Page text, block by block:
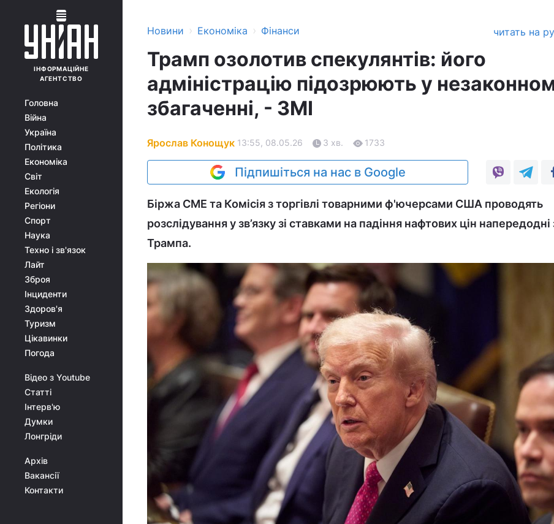
ІНФОРМАЦІЙНЕ
АГЕНТСТВО
Головна
Війна
Україна
Політика
Економіка
Світ
Екологія
Регіони
Спорт
Наука
Техно і зв'язок
Лайт
Зброя
Інциденти
Здоров'я
Туризм
Цікавинки
Погода
Відео з Youtube
Статті
Інтерв'ю
Думки
Лонгріди
Архів
Вакансії
Контакти
Новини › Економіка › Фінанси читать на
Трамп озолотив спекулянтів: його
адміністрацію підозрюють у
збагаченні, - ЗМІ
Ярослав Конощук 13:55, 08.05.26 3 хв. 1733
Підпишіться на нас в Google
Біржа CME та Комісія з торгівлі товарними ф'ючерсами США проводять
розслідування у зв’язку зі ставками на падіння нафтових цін напередодні
Трампа.